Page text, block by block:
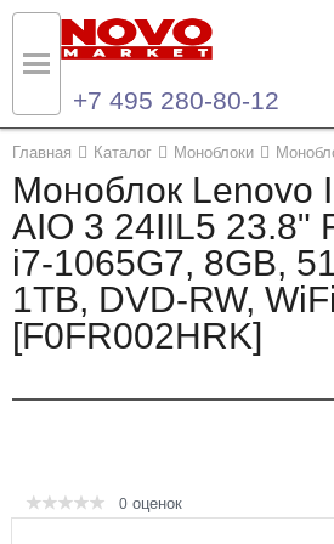
+7 495 280-80-12
Главная Каталог Моноблоки
Моноблок Lenovo
AIO 3 24IIL5 23.8"
i7-1065G7, 8GB,
1TB, DVD-RW,
[F0FR002HRK]
0 оценок
Назад
Каталог продукции
Ноутбуки и ультрабуки
Компьютеры
Назад
Контакты
Контактная информация